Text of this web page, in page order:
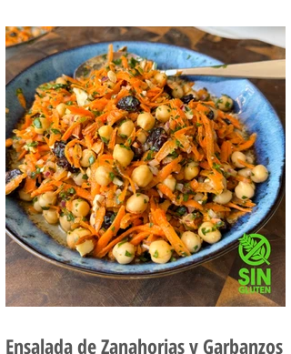
Ensalada de Zanahorias y Garbanzos